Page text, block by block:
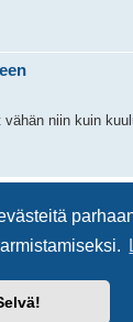
niin kuin
phpBB
® Forum